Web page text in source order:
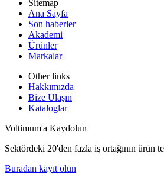
Sitemap
Ana Sayfa
Son haberler
Akademi
Ürünler
Markalar
Other links
Hakkımızda
Bize Ulaşın
Kataloglar
Voltimum'a Kaydolun
Sektördeki 20'den fazla iş ortağının ürün
Buradan kayıt olun